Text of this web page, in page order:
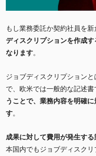
もし業務委託か契約社員を新
ディスクリプションを作成
なります。
ジョブディスクリプション
で、欧米では一般的な記述書
うことで、業務内容を明確
す。
成果に対して費用が発生す
本国内でもジョブディスクリ